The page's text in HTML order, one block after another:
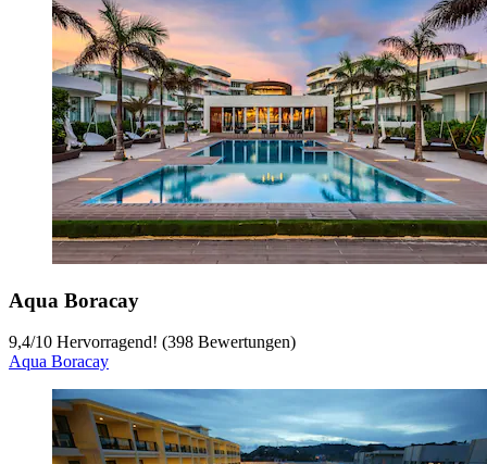
Aqua Boracay
9,4/10 Hervorragend! (398 Bewertungen)
Aqua Boracay